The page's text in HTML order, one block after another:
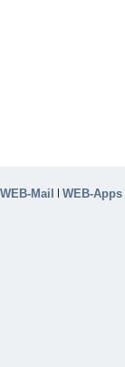
WEB-Mail | WEB-Apps